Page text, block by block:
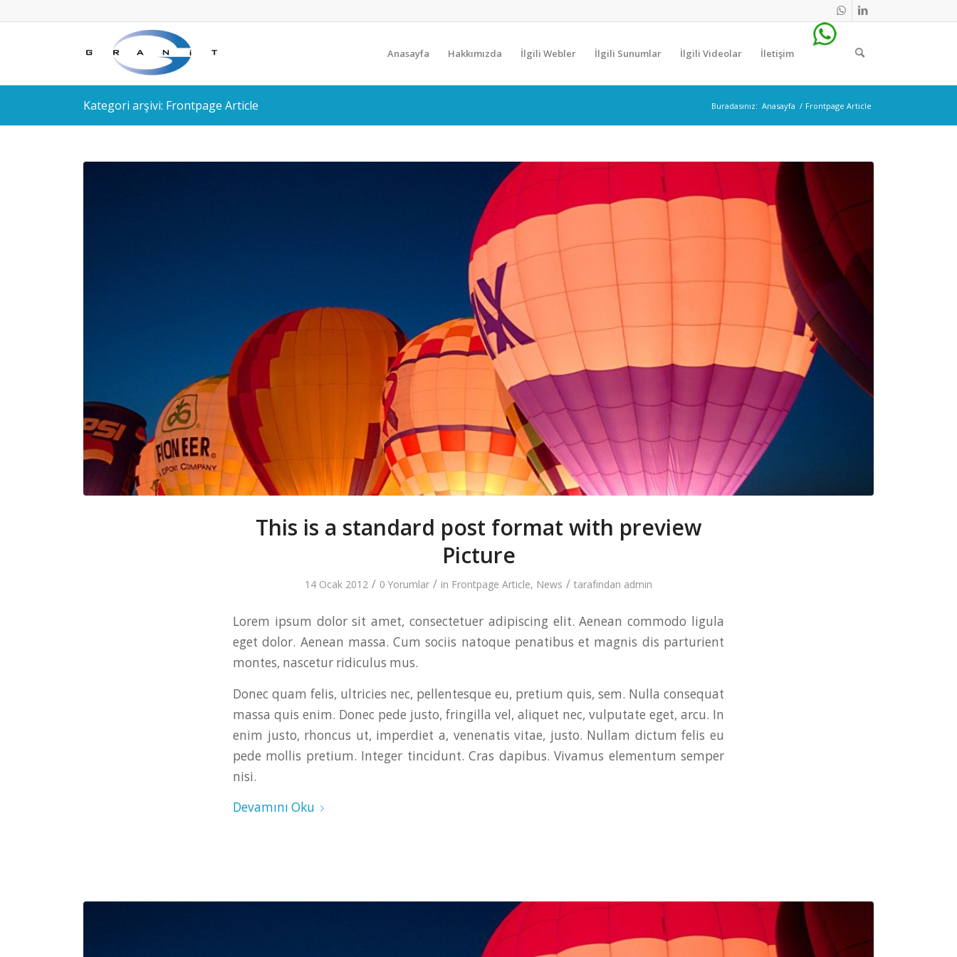
Anasayfa Hakkımızda İlgili Webler İlgili Sunumlar İlgili Videolar İletişim
Kategori arşivi: Frontpage Article Buradasınız: Anasayfa / Frontpage Article
This is a standard post format with preview
Picture
14 Ocak 2012 / 0 Yorumlar / in Frontpage Article, News / tarafından admin
Lorem ipsum dolor sit amet, consectetuer adipiscing elit. Aenean commodo ligula
eget dolor. Aenean massa. Cum sociis natoque penatibus et magnis dis parturient
montes, nascetur ridiculus mus.
Donec quam felis, ultricies nec, pellentesque eu, pretium quis, sem. Nulla consequat
massa quis enim. Donec pede justo, fringilla vel, aliquet nec, vulputate eget, arcu. In
enim justo, rhoncus ut, imperdiet a, venenatis vitae, justo. Nullam dictum felis eu
pede mollis pretium. Integer tincidunt. Cras dapibus. Vivamus elementum semper
nisi.
Devamını Oku